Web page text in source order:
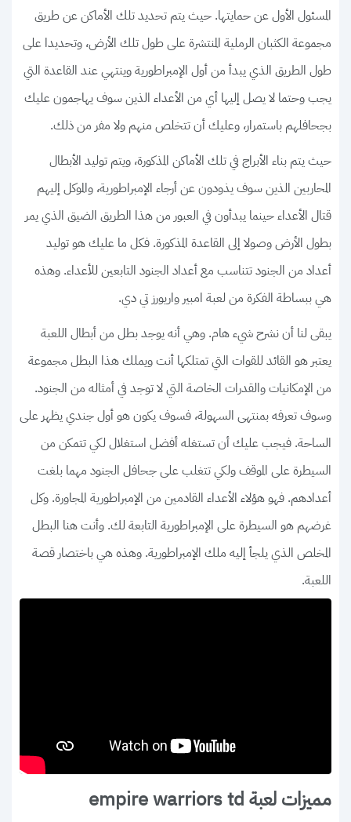
المسئول الأول عن حمايتها. حيث يتم تحديد تلك الأماكن عن طريق
مجموعة الكثبان الرملية المنتشرة على طول تلك الأرض، وتحديدا على
طول الطريق الذي يبدأ من أول الإمبراطورية وينتهي عند القاعدة التي
يجب وحتما لا يصل إليها أي من الأعداء الذين سوف يهاجمون عليك
بجحافلهم باستمرار، وعليك أن تتخلص منهم ولا مفر من ذلك.
حيث يتم بناء الأبراج في تلك الأماكن المذكورة، ويتم توليد الأبطال
المحاربين الذين سوف يذودون عن أرجاء الإمبراطورية، والموكل إليهم
قتال الأعداء حينما يبدأون في العبور من هذا الطريق الضيق الذي يمر
بطول الأرض وصولا إلى القاعدة المذكورة. فكل ما عليك هو توليد
أعداد من الجنود تتناسب مع أعداد الجنود التابعين للأعداء. وهذه
هي ببساطة الفكرة من لعبة امبير واريورز تي دي.
يبقى لنا أن نشرح شيء هام. وهي أنه يوجد بطل من أبطال اللعبة
يعتبر هو القائد للقوات التي تمتلكها أنت ويملك هذا البطل مجموعة
من الإمكانيات والقدرات الخاصة التي لا توجد في أمثاله من الجنود.
وسوف تعرفه بمنتهى السهولة، فسوف يكون هو أول جندي يظهر على
الساحة. فيجب عليك أن تستغله أفضل استغلال لكي تتمكن من
السيطرة على الموقف ولكي تتغلب على جحافل الجنود مهما بلغت
أعدادهم. فهو هؤلاء الأعداء القادمين من الإمبراطورية المجاورة. وكل
غرضهم هو السيطرة على الإمبراطورية التابعة لك. وأنت هنا البطل
المخلص الذي يلجأ إليه ملك الإمبراطورية. وهذه هي باختصار قصة
اللعبة.
مميزات لعبة empire warriors td